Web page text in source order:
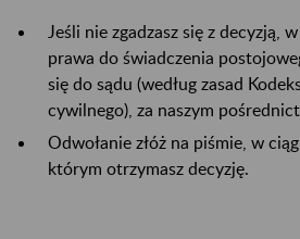
Jeśli nie zgadzasz się z decyzją,
prawa do świadczenia
się do sądu (według zasad
cywilnego), za naszym
Odwołanie złóż na piśmie, w
którym otrzymasz decyzję.